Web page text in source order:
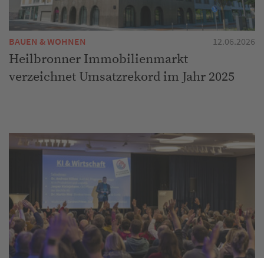
BAUEN & WOHNEN 12.06.2026
Heilbronner Immobilienmarkt
verzeichnet Umsatzrekord im Jahr 2025